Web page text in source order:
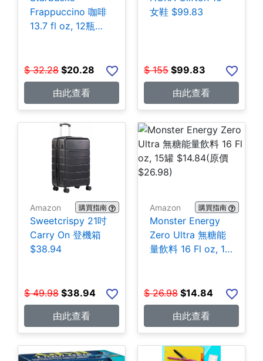
Frappuccino 咖啡
13.7 fl oz, 12瓶
$ 32.28 $20.28
由此查看
女鞋 $99.83
$ 155 $99.83
由此查看
Amazon 購買指南
Sweetcrispy 21吋
Carry On 登機箱
$38.94
$ 49.98 $38.94
由此查看
Amazon 購買指南
Monster Energy
Zero Ultra 無糖能
量飲料 16 Fl oz, 15
$ 26.98 $14.84
由此查看